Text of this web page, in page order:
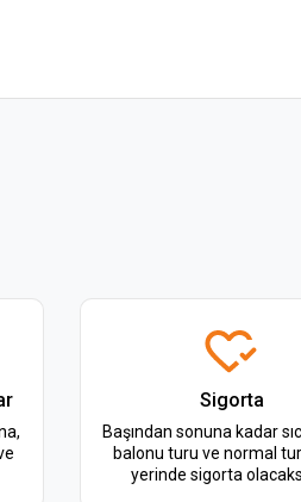
Sigorta
Başından sonuna kadar
balonu turu ve normal
yerinde sigorta